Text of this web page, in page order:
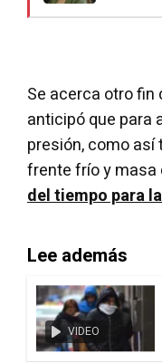
Se acerca otro fin
anticipó que para
presión, como
frente frío y masa
del tiempo para
Lee además
VIDEO